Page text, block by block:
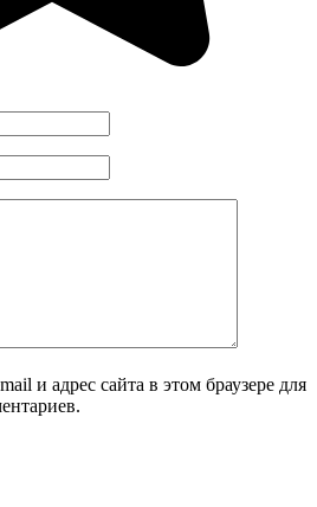
и адрес сайта в этом браузере для